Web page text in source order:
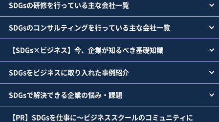
SDGsの研修を行っている主な会社一覧
SDGsのコンサルティングを行っている主な会社一覧
【SDGs×ビジネス】今、企業が知るべき基礎知識
SDGsをビジネスに取り入れた事例紹介
SDGsで解決できる企業の悩み・課題
【PR】SDGsを仕事に～ビジネススクールのコミュニティに